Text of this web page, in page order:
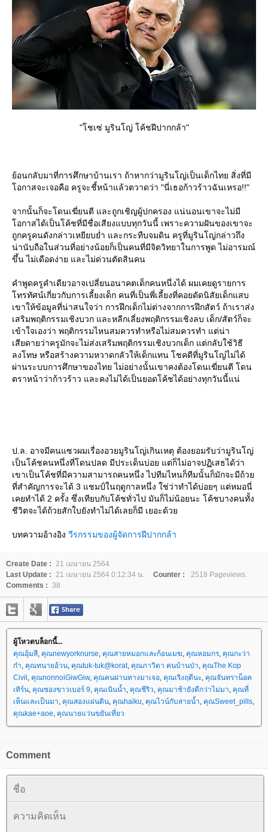
"โชเซ่ มูรินโญ่ โค้ชฝีปากกล้า"
้อนกลับมาที่การศึกษาบ้านเรา ถ้าหากว่ามูรินโญ่เป็นเด็กไทย สิ่งที่มี
อกาสจะเจอคือ ครูจะชี้หน้าแล้วตวาดว่า "นี่เธอก้าวร้าวฉันเหรอ!!"
จากนั้นก็จะโดนเฆี่ยนตี และถูกเชิญผู้ปกครอง แน่นอนเขาจะไม่มี
อกาสได้เป็นโค้ชที่มีชื่อเสียงแบบทุกวันนี้ เพราะความฝันของเขาจะ
ถูกครูคนดังกล่าวเหยียบย่ำ และกระทืบจมดิน ครูที่มูรินโญ่กล่าวถึง
น่านับถือในส่วนที่อย่างน้อยก็เป็นคนที่มีจิตวิทยาในการพูด ไม่อารมณ์
ขึ้น ไม่เดือดง่าย และไม่ด่วนตัดสินคน
คำพูดครูคำเดียวอาจเปลี่ยนอนาคตเด็กคนหนึ่งได้ ผมเคยดูรายการ
ทรทัศน์เกี่ยวกับการเลี้ยงเด็ก คนที่เป็นพี่เลี้ยงที่คอยดัดนิสัยเด็กแสบ
เขาให้ข้อมูลที่น่าสนใจว่า การฝึกเด็กไม่ต่างจากการฝึกสัตว์ ถ้าเราส่ง
เสริมพฤติกรรมเชิงบวก และหลีกเลี่ยงพฤติกรรมเชิงลบ เด็ก/สัตว์ก็จะ
เข้าใจเองว่า พฤติกรรมไหนสมควรทำหรือไม่สมควรทำ แต่น่า
เสียดายว่าครูมักจะไม่ส่งเสริมพฤติกรรมเชิงบวกเด็ก แต่กลับใช้วิธี
ลงโทษ หรือสร้างความหวาดกลัวให้เด็กแทน โชคดีที่มูรินโญ่ไม่ได้
ผ่านระบบการศึกษาของไทย ไม่อย่างนั้นเขาคงต้องโดนเฆี่ยนตี โดน
ตราหน้าว่าก้าวร้าว และคงไม่ได้เป็นยอดโค้ชได้อย่างทุกวันนี้แน่
ป.ล. อาจมีคนแซวผมเรื่องอวยมูรินโญ่เกินเหตุ ต้องยอมรับว่ามูรินโญ่
เป็นโค้ชคนหนึ่งที่โดนปลด มีประเด็นบ่อย แต่ก็ไม่อาจปฏิเสธได้ว่า
เขาเป็นโค้ชที่มีความสามารถคนหนึ่ง ไปทีมไหนก็ทีมนั้นก็มักจะมีถ้ว
ที่สำคัญการจะได้ 3 แชมป์ในฤดูกาลหนึ่ง ใช่ว่าทำได้บ่อยๆ แต่หมอนี่
เคยทำได้ 2 ครั้ง ซึ่งเทียบกับโค้ชทั่วไป มันก็ไม่น้อยนะ โค้ชบางคนทั้ง
ชีวิตจะได้ถ้วยสักใบยังทำไม่ได้เลยก็มี เยอะด้ว
บทความอ้างอิง วีรกรรมของผู้จัดการฝีปากกล้า
Create Date : 21 เมษายน 2564
Last Update : 21 เมษายน 2564 0:12:34 น. Counter :
2518 Pageviews.
Comments : 38
ผู้โหวตบล็อกนี้...
คุณอุ้มสี, คุณnewyorknurse, คุณสายหมอกและก้อนเมฆ, คุณหอมกร, คุณกะว่า
ก๋า, คุณทนายอ้วน, คุณtuk-tuk@korat, คุณภาวิดา คนบ้านป่า, คุณThe Kop
Civil, คุณnonnoiGiwGiw, คุณคนผ่านทางมาเจอ, คุณเริงฤดีนะ, คุณจันทราน็อค
เทิร์น, คุณซองขาวเบอร์ 9, คุณเนินน้ำ, คุณชีริว, คุณมาช้ายังดีกว่าไม่มา, คุณที่
เห็นและเป็นมา, คุณสองแผ่นดิน, คุณhaiku, คุณไวน์กับสายน้ำ, คุณSweet_pills,
คุณkae+aoe, คุณนายแว่นขยันเที่ยว
Comment